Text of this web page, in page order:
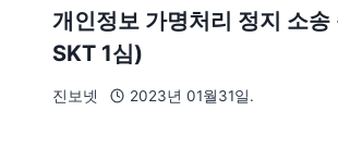
개인정보 가명처리 정지 소
SKT 1심)
진보넷 2023년 01월31일.